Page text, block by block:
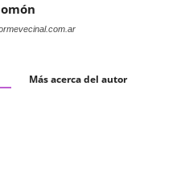
Más acerca del autor